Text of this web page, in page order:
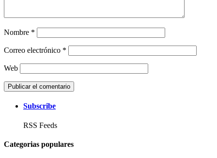
Nombre *
Correo electrónico *
Web
Subscribe
RSS Feeds
Categorias populares